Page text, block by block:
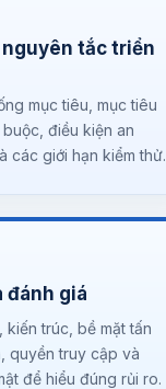
tắc triển
mục tiêu, mục tiêu
điều kiện an
các giới hạn kiểm thử.
đánh giá
kiến trúc, bề mặt tấn
quyền truy cập và
để hiểu đúng rủi ro.